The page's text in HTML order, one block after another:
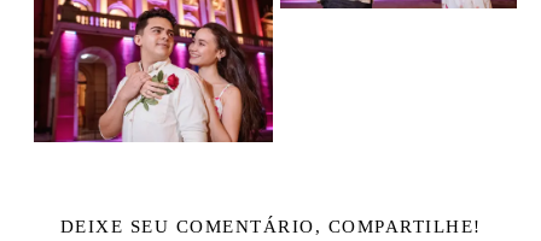
DEIXE SEU COMENTÁRIO, COMPARTILHE!